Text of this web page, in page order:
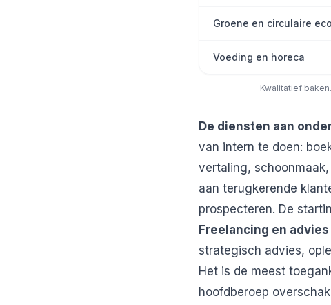
Groene en circulaire
Voeding en horeca
Kwalitatief
De diensten aan
van intern te doen:
vertaling,
aan terugkerende
prospecteren. De
Freelancing en advies
strategisch advies,
Het is de meest
hoofdberoep